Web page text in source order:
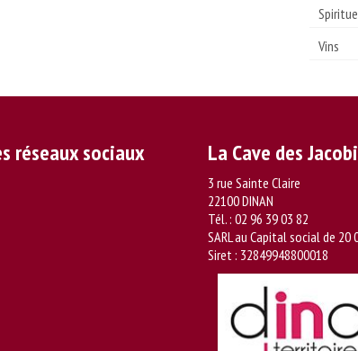
Vins
réseaux sociaux La Cave des
3 rue Sainte Claire
22100 DINAN
Tél. : 02 96 39 03 82
SARL au Capital social de 20
Siret : 32849948800018